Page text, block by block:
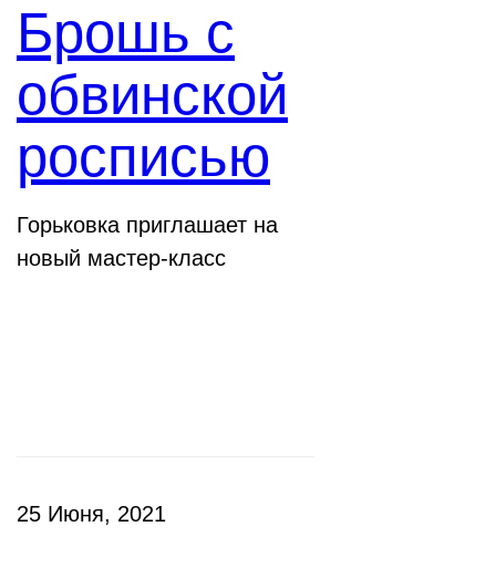
Брошь с
обвинской
росписью
Горьковка приглашает на
новый мастер-класс
25 Июня, 2021